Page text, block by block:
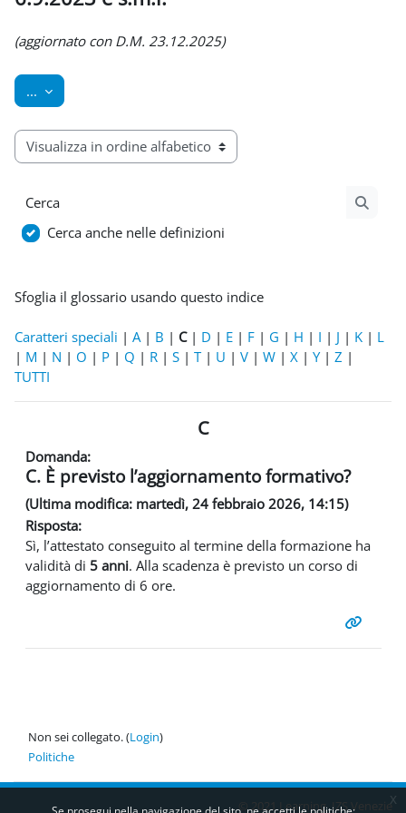
x
(aggiornato con D.M. 23.12.2025)
... Esporta voci
Sfoglia il glossario usando questo indice
Cerca
Cerca anche nelle definizioni
Sfoglia il glossario usando questo indice
Caratteri speciali | A| B | C| D | E | F | G | H | I | J | K | L
| M | N | O | P | Q | R | S | T| U | V | W | X | Y| Z |
TUTTI
C
Domanda:
C. È previsto l’aggiornamento formativo?
(Ultima modifica: martedì, 24 febbraio 2026, 14:15)
Risposta:
Sì, l’attestato conseguito al termine della formazione ha
validità di 5 anni. Alla scadenza è previsto un corso di
aggiornamento di 6 ore.
Non sei collegato. (Login)
Politiche
© 2021 Learning IZS Venezie